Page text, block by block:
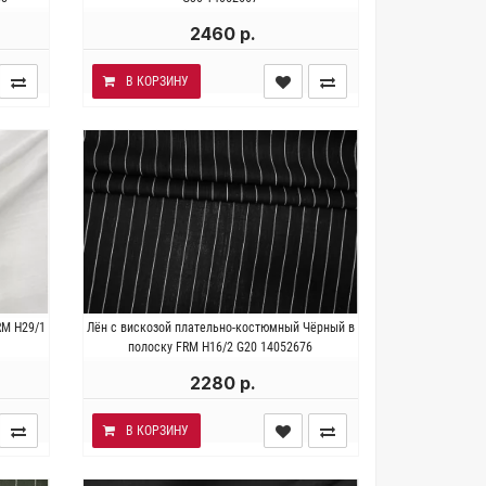
2460 р.
В КОРЗИНУ
H29/1
гр/
Лён с вискозой плательно-костюмный Чёрный в
полоску FRM H16/2 G20 14052676
Италия . Состав 68% лён 30%
вискоза 2% эластан. Плотность ~ 240
2280 р.
В КОРЗИНУ